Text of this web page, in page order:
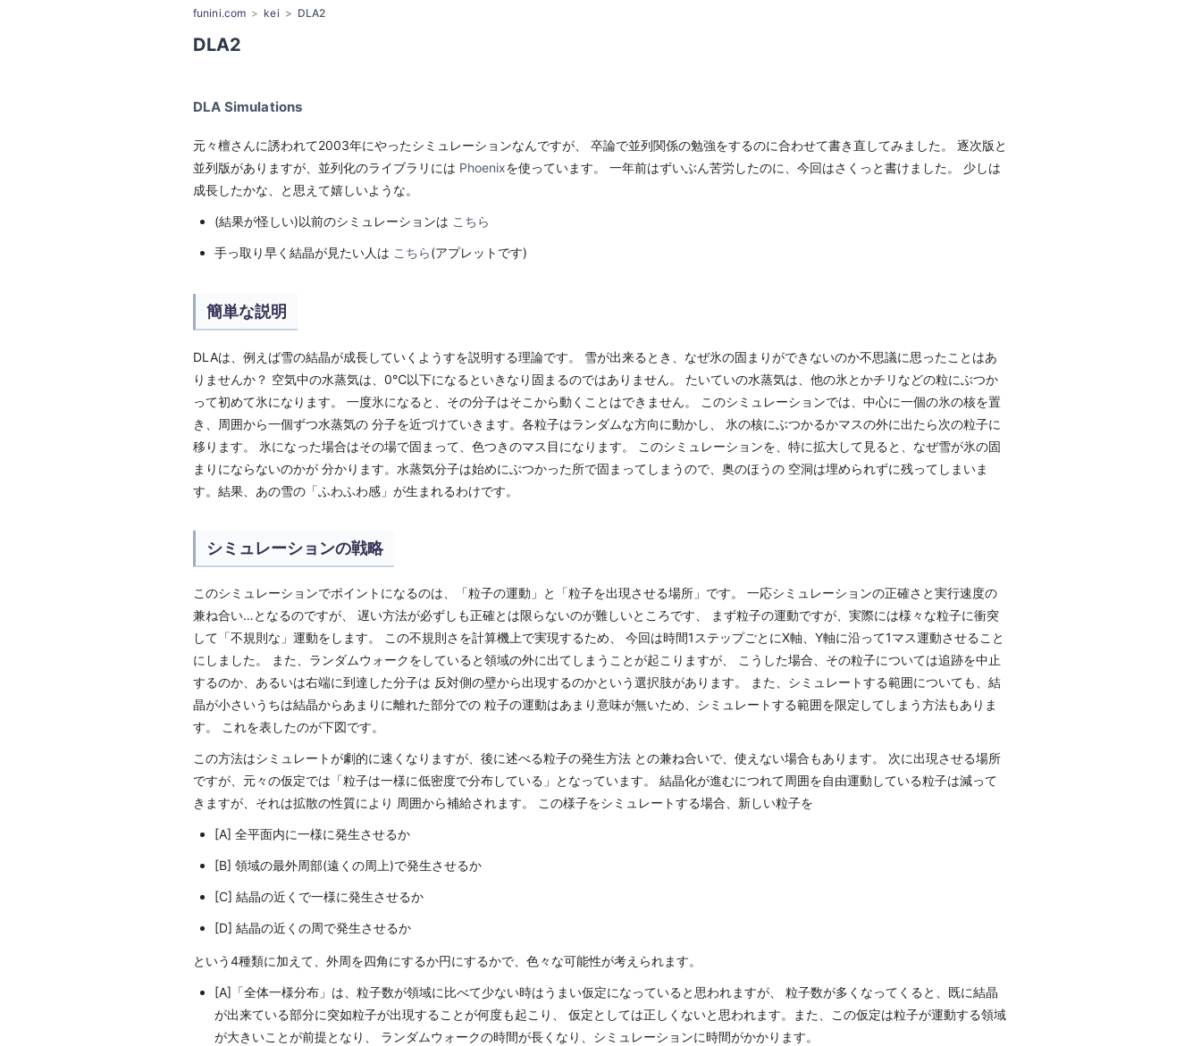
funini.com kei DLA2
DLA2
DLA Simulations
元々檀さんに誘われて2003年にやったシミュレーションなんですが、 卒論で並列関係の勉強をするのに合わせて書き直してみました。 逐次版と
並列版がありますが、並列化のライブラリには Phoenixを使っています。 一年前はずいぶん苦労したのに、今回はさくっと書けました。 少しは
成長したかな、と思えて嬉しいような。
(結果が怪しい)以前のシミュレーションは こちら
手っ取り早く結晶が見たい人は こちら(アプレットです)
簡単な説明
DLAは、例えば雪の結晶が成長していくようすを説明する理論です。 雪が出来るとき、なぜ氷の固まりができないのか不思議に思ったことはあ
りませんか？ 空気中の水蒸気は、0℃以下になるといきなり固まるのではありません。 たいていの水蒸気は、他の氷とかチリなどの粒にぶつか
って初めて氷になります。 一度氷になると、その分子はそこから動くことはできません。 このシミュレーションでは、中心に一個の氷の核を置
き、周囲から一個ずつ水蒸気の 分子を近づけていきます。各粒子はランダムな方向に動かし、 氷の核にぶつかるかマスの外に出たら次の粒子に
移ります。 氷になった場合はその場で固まって、色つきのマス目になります。 このシミュレーションを、特に拡大して見ると、なぜ雪が氷の固
まりにならないのかが 分かります。水蒸気分子は始めにぶつかった所で固まってしまうので、奥のほうの 空洞は埋められずに残ってしまいま
す。結果、あの雪の「ふわふわ感」が生まれるわけです。
シミュレーションの戦略
このシミュレーションでポイントになるのは、「粒子の運動」と「粒子を出現させる場所」です。 一応シミュレーションの正確さと実行速度の
兼ね合い…となるのですが、 遅い方法が必ずしも正確とは限らないのが難しいところです、 まず粒子の運動ですが、実際には様々な粒子に衝突
して「不規則な」運動をします。 この不規則さを計算機上で実現するため、 今回は時間1ステップごとにX軸、Y軸に沿って1マス運動させること
にしました。 また、ランダムウォークをしていると領域の外に出てしまうことが起こりますが、 こうした場合、その粒子については追跡を中止
するのか、あるいは右端に到達した分子は 反対側の壁から出現するのかという選択肢があります。 また、シミュレートする範囲についても、結
晶が小さいうちは結晶からあまりに離れた部分での 粒子の運動はあまり意味が無いため、シミュレートする範囲を限定してしまう方法もありま
す。 これを表したのが下図です。
この方法はシミュレートが劇的に速くなりますが、後に述べる粒子の発生方法 との兼ね合いで、使えない場合もあります。 次に出現させる場所
ですが、元々の仮定では「粒子は一様に低密度で分布している」となっています。 結晶化が進むにつれて周囲を自由運動している粒子は減って
きますが、それは拡散の性質により 周囲から補給されます。 この様子をシミュレートする場合、新しい粒子を
[A] 全平面内に一様に発生させるか
[B] 領域の最外周部(遠くの周上)で発生させるか
[C] 結晶の近くで一様に発生させるか
[D] 結晶の近くの周で発生させるか
という4種類に加えて、外周を四角にするか円にするかで、色々な可能性が考えられます。
[A]「全体一様分布」は、粒子数が領域に比べて少ない時はうまい仮定になっていると思われますが、 粒子数が多くなってくると、既に結晶
が出来ている部分に突如粒子が出現することが何度も起こり、 仮定としては正しくないと思われます。また、この仮定は粒子が運動する領域
が大きいことが前提となり、 ランダムウォークの時間が長くなり、シミュレーションに時間がかかります。